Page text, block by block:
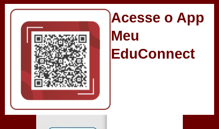
Acesse o App
Meu
EduConnect